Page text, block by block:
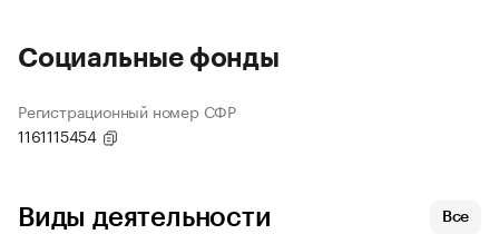
Социальные фонды
Регистрационный номер СФР
1161115454
Виды деятельности Все